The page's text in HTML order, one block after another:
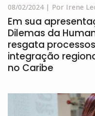
08/02/2024 | Por Irene
Em sua
Dilemas da
resgata
integração
no Caribe